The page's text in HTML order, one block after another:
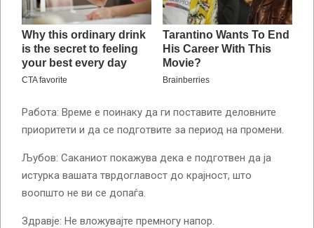
Работа: Време е поинаку да ги поставите деловните
приоритети и да се подготвите за период на промени.
Љубов: Саканиот покажува дека е подготвен да ја
истурка вашата тврдоглавост до крајност, што
воопшто не ви се допаѓа.
Здравје: Не вложувајте премногу напор.